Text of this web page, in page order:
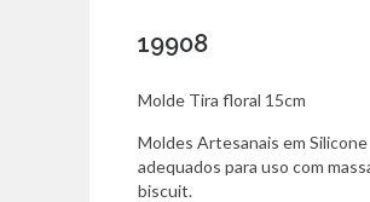
19908
Molde Tira floral 15cm
Moldes Artesanais em Silicone
adequados para uso com
biscuit.